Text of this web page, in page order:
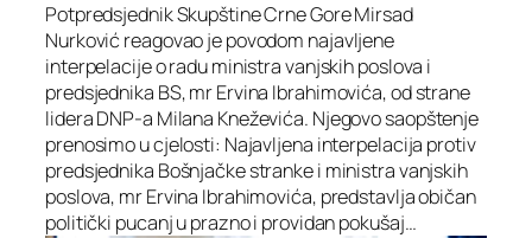
Potpredsjednik Skupštine Crne Gore Mirsad
Nurković reagovao je povodom najavljene
interpelacije o radu ministra vanjskih poslova i
predsjednika BS, mr Ervina Ibrahimovića, od strane
lidera DNP-a Milana Kneževića. Njegovo saopštenje
prenosimo u cjelosti: Najavljena interpelacija protiv
predsjednika Bošnjačke stranke i ministra vanjskih
poslova, mr Ervina Ibrahimovića, predstavlja običan
politički pucanj u prazno i providan pokušaj…